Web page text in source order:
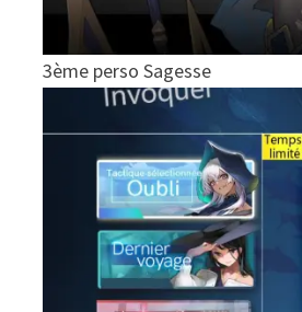
3ème perso Sagesse